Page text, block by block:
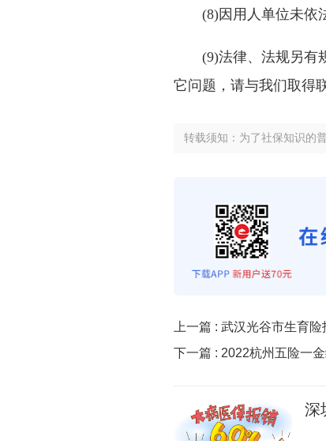
(8)因用人单位未依法
(9)法律、法规另有规
它问题，请与我们取得
转载须知：为了社保知识的
上一篇 : 武汉光谷市生育
下一篇 : 2022杭州五险一
深